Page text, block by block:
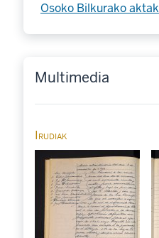
Osoko Bilkurako aktak
Multimedia
Irudiak